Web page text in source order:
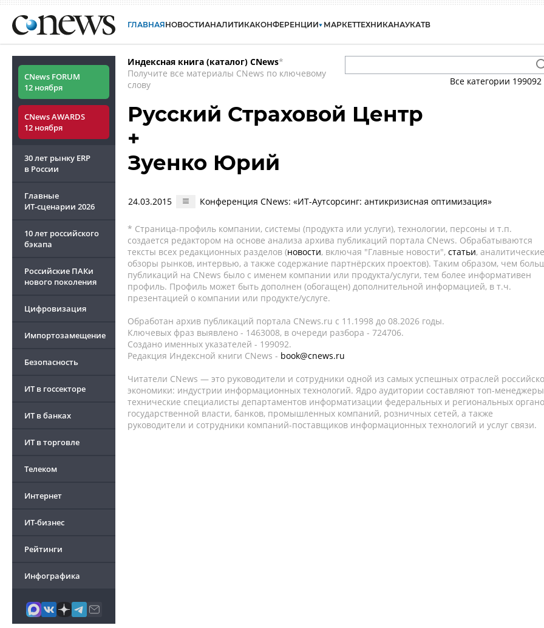
ГЛАВНАЯНОВОСТИАНАЛИТИКАКОНФЕРЕНЦИИ МАРКЕТТЕХНИКАНАУКАТВ
CNews FORUM
12 ноября
CNews AWARDS
12 ноября
30 лет рынку ERP
в России
Главные
ИТ-сценарии 2026
10 лет российского
бэкапа
Российские ПАКи
нового поколения
Цифровизация
Импортозамещение
Безопасность
ИТ в госсекторе
ИТ в банках
ИТ в торговле
Телеком
Интернет
ИТ-бизнес
Рейтинги
Инфографика
Индексная книга (каталог) CNews*
Получите все материалы CNews по ключевому
слову
Все категории 199092
Русский Страховой Центр
+
Зуенко Юрий
24.03.2015 Конференция CNews: «ИТ-Аутсорсинг: антикризисная оптимизация»
* Страница-профиль компании, системы (продукта или услуги), технологии, персоны и т.п.
создается редактором на основе анализа архива публикаций портала CNews. Обрабатываются
тексты всех редакционных разделов (новости, включая "Главные новости", статьи, аналитические
обзоры рынков, интервью, а также содержание партнёрских проектов). Таким образом, чем
публикаций на CNews было с именем компании или продукта/услуги, тем более информативен
профиль. Профиль может быть дополнен (обогащен) дополнительной информацией, в т.ч.
презентацией о компании или продукте/услуге.
Обработан архив публикаций портала CNews.ru c 11.1998 до 08.2026 годы.
Ключевых фраз выявлено - 1463008, в очереди разбора - 724706.
Создано именных указателей - 199092.
Редакция Индексной книги CNews - book@cnews.ru
Читатели CNews — это руководители и сотрудники одной из самых успешных отраслей
экономики: индустрии информационных технологий. Ядро аудитории составляют топ-
технические специалисты департаментов информатизации федеральных и региональных
государственной власти, банков, промышленных компаний, розничных сетей, а также
руководители и сотрудники компаний-поставщиков информационных технологий и услуг связи.